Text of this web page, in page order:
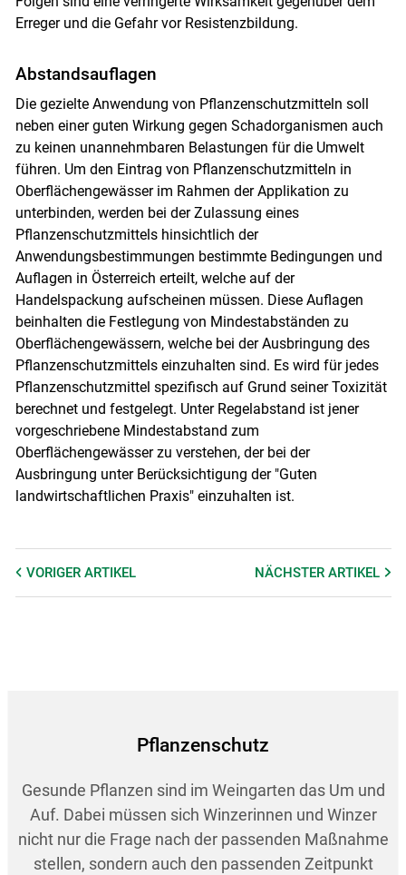
Erreger und die Gefahr vor Resistenzbildung.
Abstandsauflagen
Die gezielte Anwendung von Pflanzenschutzmitteln soll
neben einer guten Wirkung gegen Schadorganismen auch
zu keinen unannehmbaren Belastungen für die Umwelt
führen. Um den Eintrag von Pflanzenschutzmitteln in
Oberflächengewässer im Rahmen der Applikation zu
unterbinden, werden bei der Zulassung eines
Pflanzenschutzmittels hinsichtlich der
Anwendungsbestimmungen bestimmte Bedingungen und
Auflagen in Österreich erteilt, welche auf der
Handelspackung aufscheinen müssen. Diese Auflagen
beinhalten die Festlegung von Mindestabständen zu
Oberflächengewässern, welche bei der Ausbringung des
Pflanzenschutzmittels einzuhalten sind. Es wird für jedes
Pflanzenschutzmittel spezifisch auf Grund seiner Toxizität
berechnet und festgelegt. Unter Regelabstand ist jener
vorgeschriebene Mindestabstand zum
Oberflächengewässer zu verstehen, der bei der
Ausbringung unter Berücksichtigung der "Guten
landwirtschaftlichen Praxis" einzuhalten ist.
VORIGER ARTIKEL NÄCHSTERARTIKEL
Pflanzenschutz
Gesunde Pflanzen sind im Weingarten das Um und
Auf. Dabei müssen sich Winzerinnen und Winzer
nicht nur die Frage nach der passenden Maßnahme
stellen, sondern auch den passenden Zeitpunkt